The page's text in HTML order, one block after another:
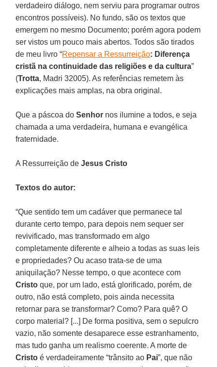
verdadeiro diálogo, nem serviu para programar outros
encontros possíveis). No fundo, são os textos que
emergem no mesmo Documento; porém agora podem
ser vistos um pouco mais abertos. Todos são tirados
de meu livro “Repensar a Ressurreição: Diferença
cristã na continuidade das religiões e da cultura”
(Trotta, Madri 32005). As referências remetem às
explicações mais amplas, na obra original.
Que a páscoa doSenhor nos ilumine a todos, e seja
chamada a uma verdadeira, humana e evangélica
fraternidade.
A Ressurreição deJesus Cristo
Textos do autor:
“Que sentido tem um cadáver que permanece tal
durante certo tempo, para depois nem sequer ser
revivificado, mas transformado em algo
completamente diferente e alheio a todas as suas leis
e propriedades? Ou acaso trata-se de uma
aniquilação? Nesse tempo, o que acontece com
Cristoque, por um lado, está glorificado, porém, de
outro, não está completo, pois ainda necessita
retornar para se transformar? Como? Para quê? O
corpo material? [...] De forma positiva, sem o sepulcro
vazio, não somente desaparece esse estranhamento,
mas tudo ganha um realismo coerente. A morte de
Cristoé verdadeiramente “trânsito ao Pai”, que não